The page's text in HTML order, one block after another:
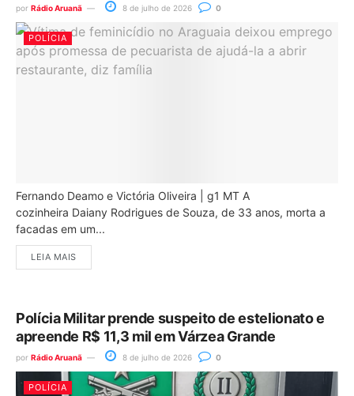
por Rádio Aruanã 8 de julho de 2026 0
POLÍCIA
Fernando Deamo e Victória Oliveira | g1 MT A
cozinheira Daiany Rodrigues de Souza, de 33 anos, morta a
facadas em um...
LEIA MAIS
Polícia Militar prende suspeito de estelionato e
apreende R$ 11,3 mil em Várzea Grande
por Rádio Aruanã 8 de julho de 2026 0
POLÍCIA